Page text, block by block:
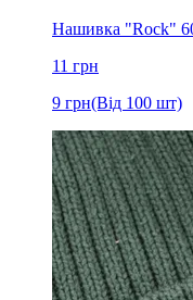
Нашивка "Rock"
11 грн
9 грн(Від 100 шт)